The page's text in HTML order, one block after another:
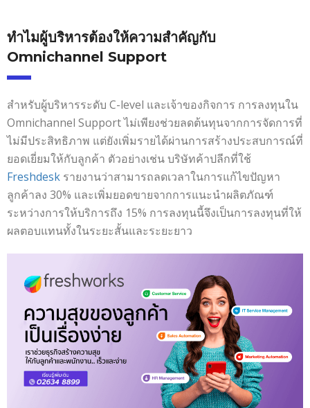
ทำไมผู้บริหารต้องให้ความสำคัญกับ
Omnichannel Support
สำหรับผู้บริหารระดับ C-level และเจ้าของกิจการ การลงทุนใน
Omnichannel Support ไม่เพียงช่วยลดต้นทุนจากการจัดการที่
ไม่มีประสิทธิภาพ แต่ยังเพิ่มรายได้ผ่านการสร้างประสบการณ์ที่
ยอดเยี่ยมให้กับลูกค้า ตัวอย่างเช่น บริษัทค้าปลีกที่ใช้
Freshdesk รายงานว่าสามารถลดเวลาในการแก้ไขปัญหา
ลูกค้าลง 30% และเพิ่มยอดขายจากการแนะนำผลิตภัณฑ์
ระหว่างการให้บริการถึง 15% การลงทุนนี้จึงเป็นการลงทุนที่ให้
ผลตอบแทนทั้งในระยะสั้นและระยะยาว